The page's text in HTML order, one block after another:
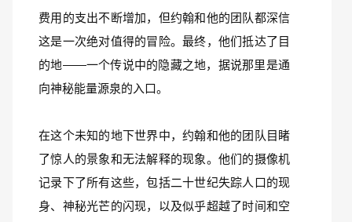
费用的支出不断增加，但约翰和他的团队都深信
这是一次绝对值得的冒险。最终，他们抵达了目
的地——一个传说中的隐藏之地，据说那里是通
向神秘能量源泉的入口。
在这个未知的地下世界中，约翰和他的团队目睹
了惊人的景象和无法解释的现象。他们的摄像机
记录下了所有这些，包括二十世纪失踪人口的现
身、神秘光芒的闪现，以及似乎超越了时间和空